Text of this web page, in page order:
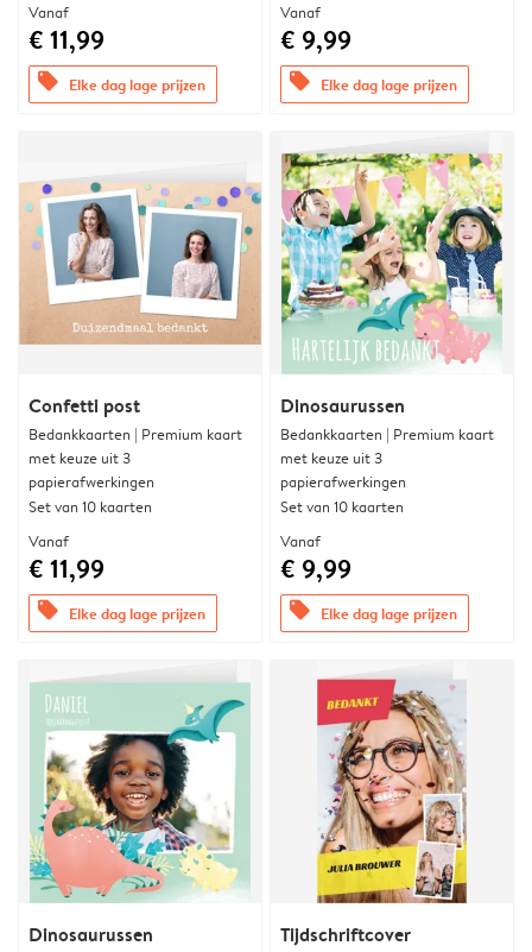
Vanaf
€ 11,99
offers Elke dag lage prijzen
Vanaf
€ 9,99
offers Elke dag lage prijzen
Confetti post
Bedankkaarten | Premium kaart
met keuze uit 3
papierafwerkingen
Set van 10 kaarten
Vanaf
€ 11,99
offers Elke dag lage prijzen
Dinosaurussen
Bedankkaarten | Premium kaart
met keuze uit 3
papierafwerkingen
Set van 10 kaarten
Vanaf
€ 9,99
offers Elke dag lage prijzen
Dinosaurussen Tijdschriftcover